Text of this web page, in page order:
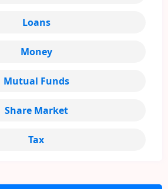
Loans
Money
Mutual Funds
Share Market
Tax